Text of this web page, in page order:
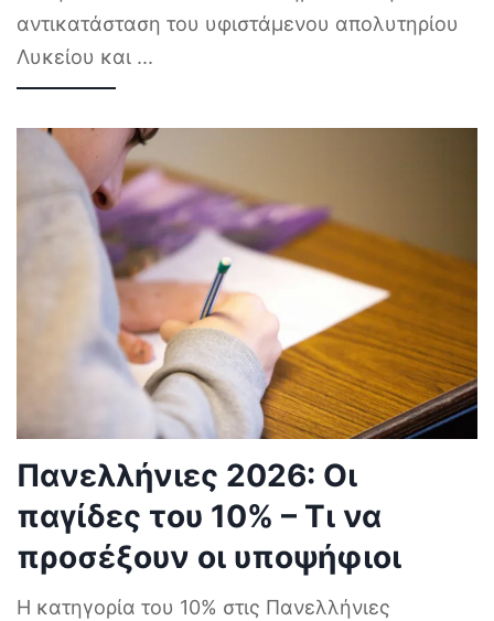
αντικατάσταση του υφιστάμενου απολυτηρίου
Λυκείου και ...
Πανελλήνιες 2026: Οι
παγίδες του 10% – Τι να
προσέξουν οι υποψήφιοι
Η κατηγορία του 10% στις Πανελλήνιες